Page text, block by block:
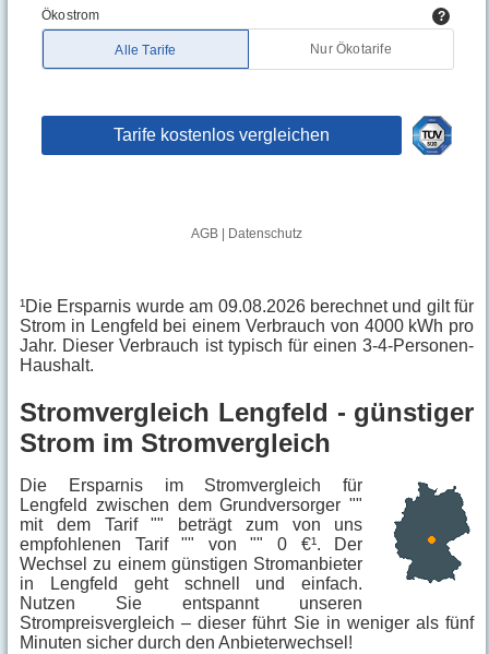
¹Die Ersparnis wurde am 09.08.2026 berechnet und gilt für
Strom in Lengfeld bei einem Verbrauch von 4000 kWh pro
Jahr. Dieser Verbrauch ist typisch für einen 3-4-Personen-
Haushalt.
Stromvergleich Lengfeld - günstiger
Strom im Stromvergleich
Die Ersparnis im Stromvergleich für
Lengfeld zwischen dem Grundversorger ""
mit dem Tarif "" beträgt zum von uns
empfohlenen Tarif "" von "" 0 €¹. Der
Wechsel zu einem günstigen Stromanbieter
in Lengfeld geht schnell und einfach.
Nutzen Sie entspannt unseren
Strompreisvergleich – dieser führt Sie in weniger als fünf
Minuten sicher durch den Anbieterwechsel!